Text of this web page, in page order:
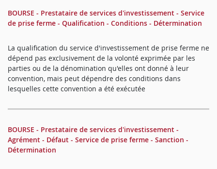
BOURSE - Prestataire de services d'investissement - Service
de prise ferme - Qualification - Conditions - Détermination
La qualification du service d'investissement de prise ferme ne
dépend pas exclusivement de la volonté exprimée par les
parties ou de la dénomination qu'elles ont donné à leur
convention, mais peut dépendre des conditions dans
lesquelles cette convention a été exécutée
BOURSE - Prestataire de services d'investissement -
Agrément - Défaut - Service de prise ferme - Sanction -
Détermination